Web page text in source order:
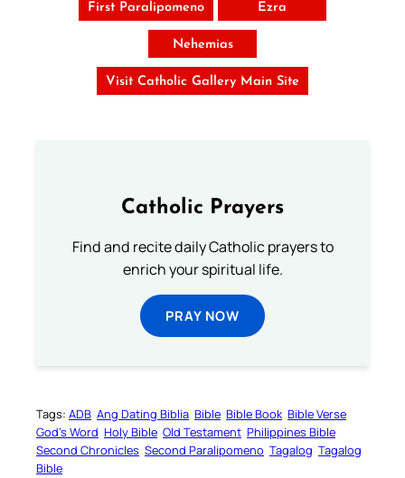
First Paralipomeno Ezra
Nehemias
Visit Catholic Gallery Main Site
Catholic Prayers
Find and recite daily Catholic prayers to
enrich your spiritual life.
PRAY NOW
Tags: ADB Ang Dating Biblia Bible Bible Book Bible Verse
God’s Word Holy Bible Old Testament Philippines Bible
Second Chronicles Second Paralipomeno Tagalog Tagalog
Bible